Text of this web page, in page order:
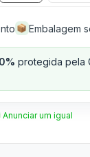
📦 Embalagem
protegida pela
Anunciar um igual